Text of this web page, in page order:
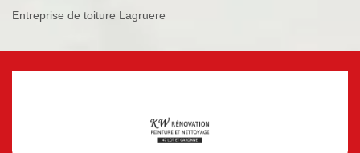
Entreprise de toiture Lagruere